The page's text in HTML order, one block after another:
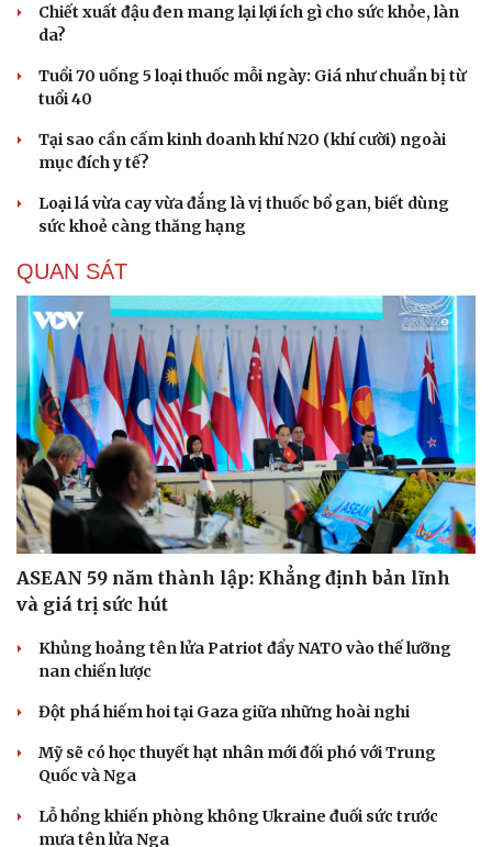
Chiết xuất đậu đen mang lại lợi ích gì cho sức khỏe, làn
da?
Tuổi 70 uống 5 loại thuốc mỗi ngày: Giá như chuẩn bị từ
tuổi 40
Tại sao cần cấm kinh doanh khí N2O (khí cười) ngoài
mục đích y tế?
Loại lá vừa cay vừa đắng là vị thuốc bổ gan, biết dùng
sức khoẻ càng thăng hạng
QUAN SÁT
ASEAN 59 năm thành lập: Khẳng định bản lĩnh
và giá trị sức hút
Khủng hoảng tên lửa Patriot đẩy NATO vào thế lưỡng
nan chiến lược
Đột phá hiếm hoi tại Gaza giữa những hoài nghi
Mỹ sẽ có học thuyết hạt nhân mới đối phó với Trung
Quốc và Nga
Lỗ hổng khiến phòng không Ukraine đuối sức trước
mưa tên lửa Nga